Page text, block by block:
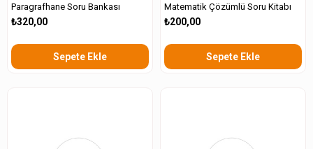
Paragrafhane Soru Bankası
₺320,00
Sepete Ekle
Matematik Çözümlü Soru Kitabı
₺200,00
Sepete Ekle